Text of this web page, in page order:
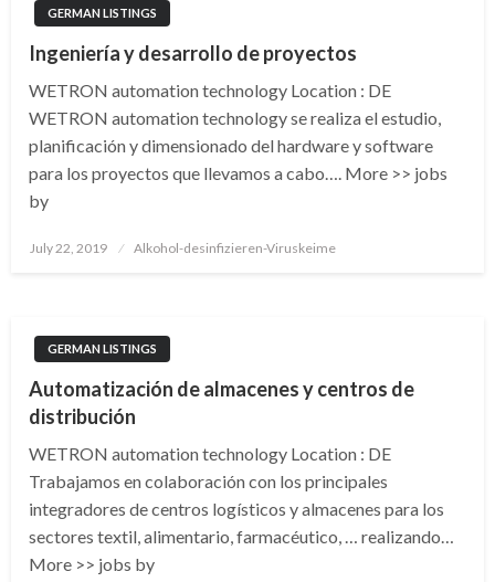
GERMAN LISTINGS
Ingeniería y desarrollo de proyectos
WETRON automation technology Location : DE
WETRON automation technology se realiza el estudio,
planificación y dimensionado del hardware y software
para los proyectos que llevamos a cabo…. More >> jobs
by
Posted
July 22, 2019 Alkohol-desinfizieren-Viruskeime
GERMAN LISTINGS
Automatización de almacenes y centros de
distribución
WETRON automation technology Location : DE
Trabajamos en colaboración con los principales
integradores de centros logísticos y almacenes para los
sectores textil, alimentario, farmacéutico, … realizando…
More >> jobs by